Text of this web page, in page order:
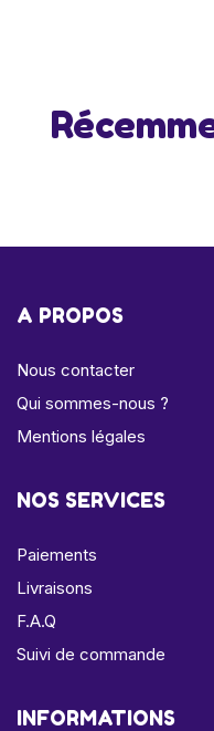
A PROPOS
Nous contacter
Qui sommes-nous ?
Mentions légales
NOS SERVICES
Paiements
Livraisons
F.A.Q
Suivi de commande
INFORMATIONS